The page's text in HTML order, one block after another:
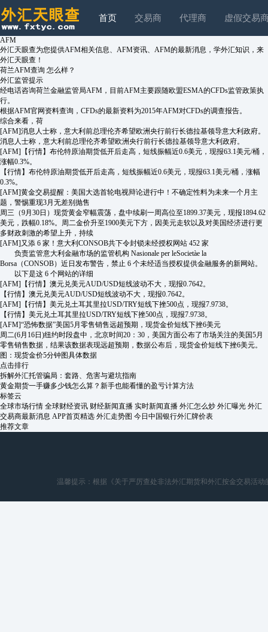
首页 交易商 代理商 虚假交易
AFM
外汇天眼查为您提供AFM相关信息、AFM资讯、AFM的最新消息，学外汇知识，来
外汇天眼查！
荷兰AFM查询 怎么样？
外汇监管提示
经电话咨询荷兰金融监管局AFM，目前AFM主要跟随欧盟ESMA的CFDs监管政策执
行。
根据AFM官网资料查询，CFDs的最新资料为2015年AFM对CFDs的调查报告。
综合来看，荷
[AFM]消息人士称，意大利前总理伦齐希望欧洲央行前行长德拉基领导意大利政府。
消息人士称，意大利前总理伦齐希望欧洲央行前行长德拉基领导意大利政府。
[AFM] 【行情】布伦特原油期货低开后走高，短线振幅近0.6美元，现报63.1美元/桶，
涨幅0.3%。
【行情】布伦特原油期货低开后走高，短线振幅近0.6美元，现报63.1美元/桶，涨幅
0.3%。
[AFM]黄金交易提醒：美国大选首轮电视辩论进行中！不确定性料为未来一个月主
题，警惕重现3月无差别抛售
周三（9月30日）现货黄金窄幅震荡，盘中续刷一周高位至1899.37美元，现报1894.62
美元，跌幅0.18%。周二金价升至1900美元下方，因美元走软以及对美国经济进行更
多财政刺激的希望上升，持续
[AFM]又添 6 家！意大利CONSOB共下令封锁未经授权网站 452 家
负责监管意大利金融市场的监管机构 Nasionale per leSocietàe la
Borsa（CONSOB）近日发布警告，禁止 6 个未经适当授权提供金融服务的新网站。
以下是这 6 个网站的详细
[AFM] 【行情】澳元兑美元AUD/USD短线波动不大，现报0.7642。
【行情】澳元兑美元AUD/USD短线波动不大，现报0.7642。
[AFM] 【行情】美元兑土耳其里拉USD/TRY短线下挫500点，现报7.9738。
【行情】美元兑土耳其里拉USD/TRY短线下挫500点，现报7.9738。
[AFM]“恐怖数据”美国5月零售销售远超预期，现货金价短线下挫6美元
周二(6月16日)纽约时段盘中，北京时间20：30，美国方面公布了市场关注的美国5月
零售销售数据，结果该数据表现远超预期，数据公布后，现货金价短线下挫6美元。
图：现货金价5分钟图具体数据
点击排行
拆解外汇托管骗局：套路、危害与避坑指南
黄金期货一手赚多少钱怎么算？新手也能看懂的盈亏计算方法
标签云
全球市场行情 全球财经资讯 财经新闻直播 实时新闻直播 外汇怎么炒 外汇曝光 外汇
交易商最新消息 APP首页精选 外汇走势图 今日中国银行外汇牌价表
推荐文章
温馨提示：根据《关于严厉查处非法外汇期货和外汇按金交易活